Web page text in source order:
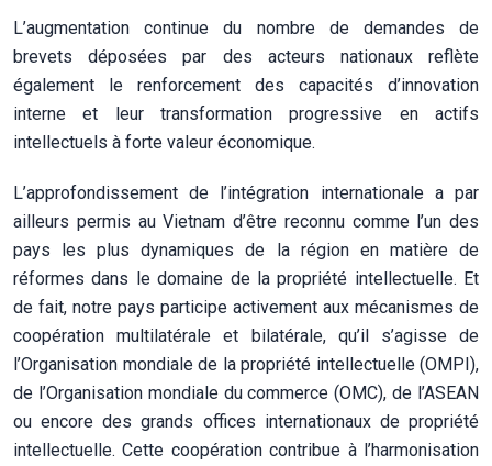
L’augmentation continue du nombre de demandes de
brevets déposées par des acteurs nationaux reflète
également le renforcement des capacités d’innovation
interne et leur transformation progressive en actifs
intellectuels à forte valeur économique.
L’approfondissement de l’intégration internationale a par
ailleurs permis au Vietnam d’être reconnu comme l’un des
pays les plus dynamiques de la région en matière de
réformes dans le domaine de la propriété intellectuelle. Et
de fait, notre pays participe activement aux mécanismes de
coopération multilatérale et bilatérale, qu’il s’agisse de
l’Organisation mondiale de la propriété intellectuelle (OMPI),
de l’Organisation mondiale du commerce (OMC), de l’ASEAN
ou encore des grands offices internationaux de propriété
intellectuelle. Cette coopération contribue à l’harmonisation